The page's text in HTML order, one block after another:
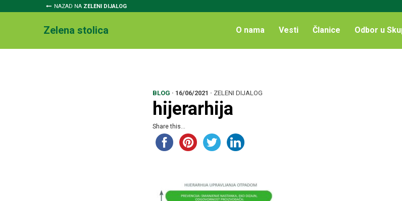
NAZAD NA ZELENI DIJALOG
Zelena stolica O nama Vesti Članice Odbor u
BLOG · 16/06/2021 · ZELENI DIJALOG
hijerarhija
Share this...